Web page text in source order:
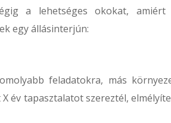
a lehetséges okokat, amiért
egy állásinterjún:
feladatokra, más
év tapasztalatot szereztél,